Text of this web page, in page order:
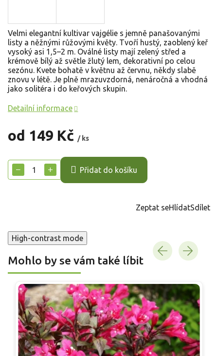
od 149 Kč / ks
cena:
+
− Přidat do košíku
Velmi elegantní kultivar vajgélie s jemně panašovanými
listy a něžnými růžovými květy. Tvoří hustý, zaoblený keř
vysoký asi 1,5–2 m. Oválné listy mají zelený střed a
krémově bílý až světle žlutý lem, dekorativní po celou
sezónu. Kvete bohatě v květnu až červnu, někdy slabě
znovu v létě. Je plně mrazuvzdorná, nenáročná a vhodná
jako solitéra i do keřových skupin.
Detailní informace
Zeptat seHlídatSdílet
High-contrast mode
Mohlo by se vám také líbit